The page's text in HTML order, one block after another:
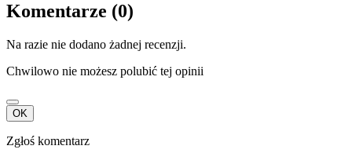
Komentarze (0)
Na razie nie dodano żadnej recenzji.
Chwilowo nie możesz polubić tej opinii
OK
Zgłoś komentarz